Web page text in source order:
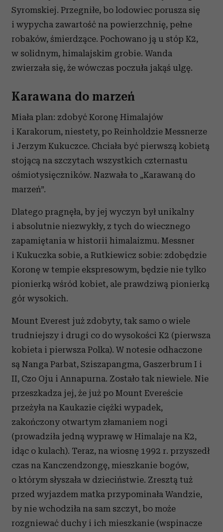
Syromskiej. Przegniłe, bo lodowiec porusza się
i wypycha zawartość na powierzchnię, pełne
robaków, śmierdzące. Pochowano ją u stóp K2,
w solidnym, himalajskim grobie. Wanda
zwierzała się, że wówczas poczuła jakąś ulgę.
Karawana do marzeń
Miała plan: zdobyć Koronę Himalajów
i Karakorum, niestety, po Reinholdzie Messnerze
i Jerzym Kukuczce. Chciała być pierwszą kobietą
stojącą na szczytach wszystkich czternastu
ośmiotysięczników. Nazwała to „Karawaną do
marzeń”.
Dlatego pragnęła, by jej wyczyn był unikalny
i absolutnie niezwykły, z tych do wiecznego
zapamiętania w historii himalaizmu. Messner
i Kukuczka sobie, a Rutkiewicz sobie: zdobędzie
Koronę w tempie ekspresowym, będzie nie tylko
pionierką wśród kobiet, ale prawdziwą pionierką
gór wysokich.
Mount Everest już zdobyty, tak samo o wiele
trudniejszy i drugi co do wysokości K2 (pierwsza
kobieta i pierwsza Polka). W notesie odhaczone
są Nanga Parbat, Sziszapangma, Gaszerbrum I i
II, Czo Oju i Annapurna. Zostało tak niewiele. Nie
przeszkadza jej, że już po Mount Evereście
przeżyła na Kaukazie ciężki wypadek,
zakończony otwartym złamaniem nogi
(prowadziła jedną wyprawę w Himalaje na K2,
idąc o kulach). Teraz, na wiosnę 1992 r. przyszedł
czas na Kanczendzongę, mieszkanie bogów,
o którym słyszała w dzieciństwie. Zresztą tuż
przed wyjazdem matka przypominała Wandzie,
by nie wchodziła na sam szczyt, bo może
rozgniewać duchy i ich mieszkanie (wspinacze